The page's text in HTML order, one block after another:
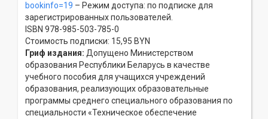
bookinfo=19 – Режим доступа: по подписке для
зарегистрированных пользователей.
ISBN 978-985-503-785-0
Стоимость подписки: 15,95 BYN
Гриф издания: Допущено Министерством
образования Республики Беларусь в качестве
учебного пособия для учащихся учреждений
образования, реализующих образовательные
программы среднего специального образования по
специальности «Техническое обеспечение